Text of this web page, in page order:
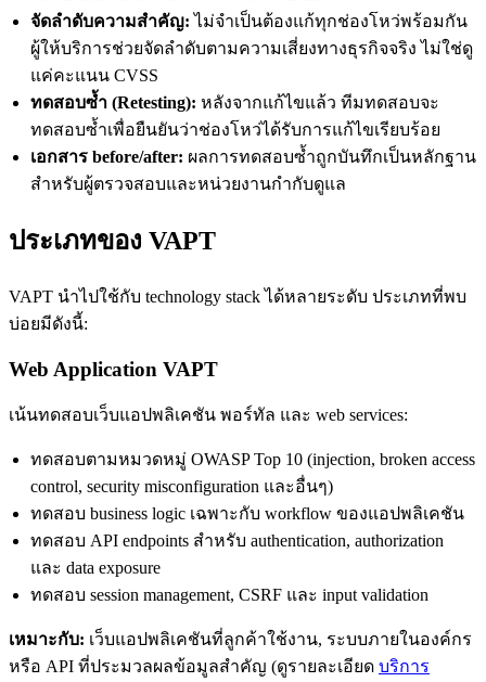
จัดลำดับความสำคัญ: ไม่จำเป็นต้องแก้ทุกช่องโหว่พร้อมกัน
ผู้ให้บริการช่วยจัดลำดับตามความเสี่ยงทางธุรกิจจริง ไม่ใช่ดู
แค่คะแนน CVSS
ทดสอบซ้ำ (Retesting): หลังจากแก้ไขแล้ว ทีมทดสอบจะ
ทดสอบซ้ำเพื่อยืนยันว่าช่องโหว่ได้รับการแก้ไขเรียบร้อย
เอกสาร before/after: ผลการทดสอบซ้ำถูกบันทึกเป็นหลักฐาน
สำหรับผู้ตรวจสอบและหน่วยงานกำกับดูแล
ประเภทของ VAPT
VAPT นำไปใช้กับ technology stack ได้หลายระดับ ประเภทที่พบ
บ่อยมีดังนี้:
Web Application VAPT
เน้นทดสอบเว็บแอปพลิเคชัน พอร์ทัล และ web services:
ทดสอบตามหมวดหมู่ OWASP Top 10 (injection, broken access
control, security misconfiguration และอื่นๆ)
ทดสอบ business logic เฉพาะกับ workflow ของแอปพลิเคชัน
ทดสอบ API endpoints สำหรับ authentication, authorization
และ data exposure
ทดสอบ session management, CSRF และ input validation
เหมาะกับ: เว็บแอปพลิเคชันที่ลูกค้าใช้งาน, ระบบภายในองค์กร
หรือ API ที่ประมวลผลข้อมูลสำคัญ (ดูรายละเอียด บริการ